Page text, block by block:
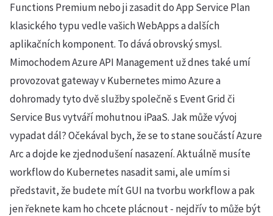
Functions Premium nebo ji zasadit do App Service Plan
klasického typu vedle vašich WebApps a dalších
aplikačních komponent. To dává obrovský smysl.
Mimochodem Azure API Management už dnes také umí
provozovat gateway v Kubernetes mimo Azure a
dohromady tyto dvě služby společně s Event Grid či
Service Bus vytváří mohutnou iPaaS. Jak může vývoj
vypadat dál? Očekával bych, že se to stane součástí Azure
Arc a dojde ke zjednodušení nasazení. Aktuálně musíte
workflow do Kubernetes nasadit sami, ale umím si
představit, že budete mít GUI na tvorbu workflow a pak
jen řeknete kam ho chcete plácnout - nejdřív to může být